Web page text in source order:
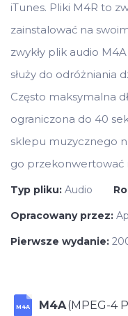
iTunes. Pliki M4R to
zainstalować na
zwykły plik audio
służy do odróżniania
Często maksymalna
ograniczona do 40
sklepu muzycznego
go przekonwertować
Typ pliku: Audio
Opracowany przez:
Pierwsze wydanie:
M4A M4A(MPEG-4